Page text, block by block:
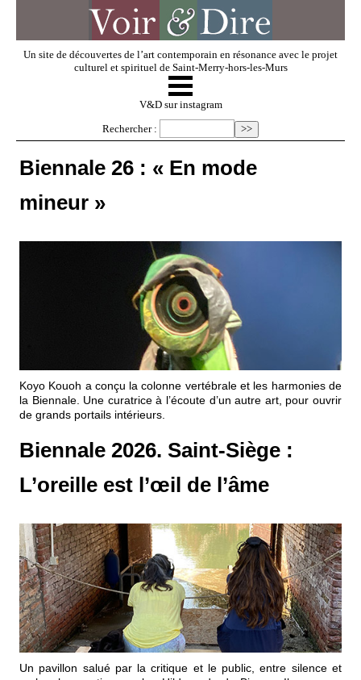
Un site de découvertes de l’art contemporain en résonance avec le projet
culturel et spirituel de Saint-Merry-hors-les-Murs
V & D
Regarder
Dossiers
Événements
Cousinages
☰
V&D sur instagram
Rechercher :
Biennale 26 : « En mode
mineur »
Koyo Kouoh a conçu la colonne vertébrale et les harmonies de
la Biennale. Une curatrice à l’écoute d’un autre art, pour ouvrir
de grands portails intérieurs.
Biennale 2026. Saint-Siège :
L’oreille est l’œil de l’âme
Un pavillon salué par la critique et le public, entre silence et